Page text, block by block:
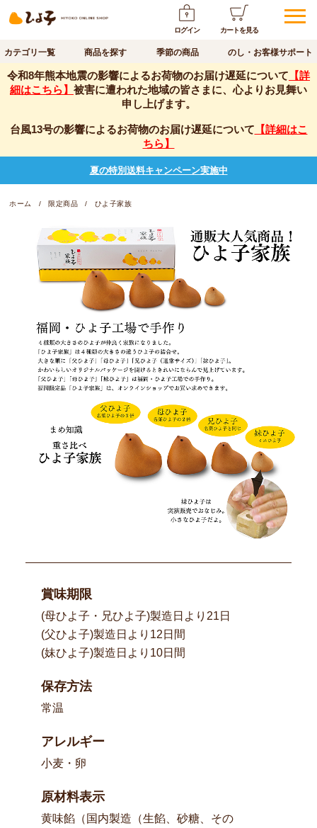
ログイン カートを見る
カテゴリ一覧 商品を探す 季節の商品 のし・お客様サポート
令和8年熊本地震の影響によるお荷物のお届け遅延について 【詳
細はこちら】 被害に遭われた地域の皆さまに、心よりお見舞い
申し上げます。
台風13号の影響によるお荷物のお届け遅延について 【詳細はこ
ちら】
夏の特別送料キャンペーン実施中
ホーム 限定商品 ひよ子家族
賞味期限
(母ひよ子・兄ひよ子)製造日より21日
(父ひよ子)製造日より12日間
(妹ひよ子)製造日より10日間
保存方法
常温
アレルギー
小麦・卵
原材料表示
黄味餡（国内製造（生餡、砂糖、その